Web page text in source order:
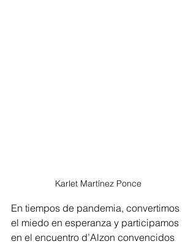
Karlet Martínez Ponce
En tiempos de pandemia, convertimos
el miedo en esperanza y participamos
en el encuentro d’Alzon convencidos